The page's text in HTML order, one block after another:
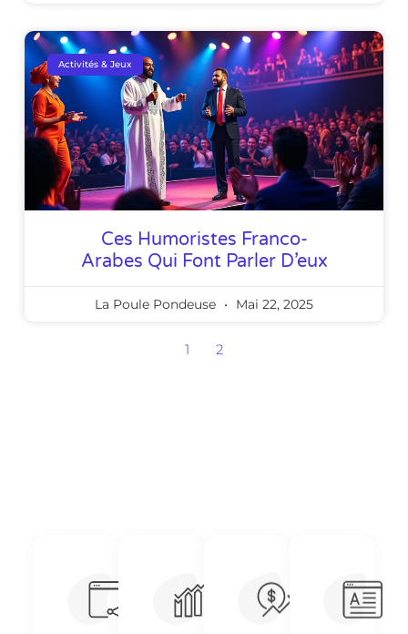
Activités & Jeux
Ces Humoristes Franco-
Arabes Qui Font Parler D’eux
La Poule Pondeuse Mai 22, 2025
1 2